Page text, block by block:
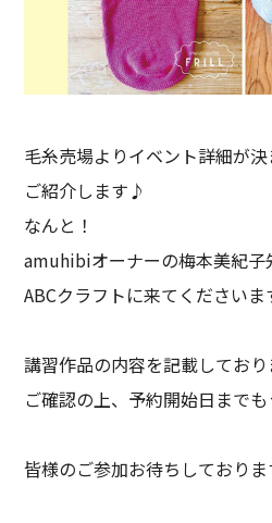
毛糸売場よりイベント詳細が
ご紹介します♪
なんと！
amuhibiオーナーの梅本美紀子
ABCクラフトに来てくださいま
講習作品の内容を記載してお
ご確認の上、予約開始日まで
皆様のご参加お待ちしており